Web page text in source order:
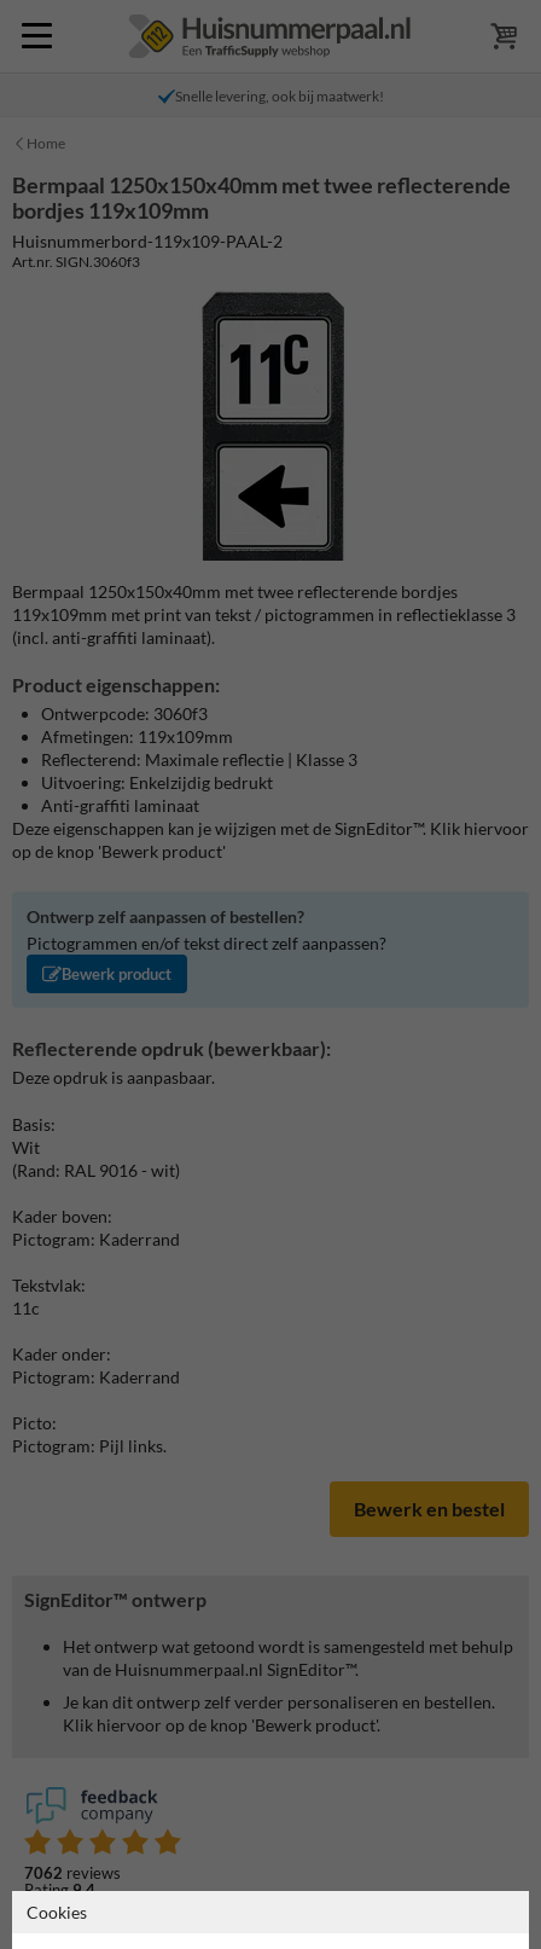
Snelle levering, ook bij maatwerk!
Home
SignEditor™ ontwerp
Het ontwerp wat getoond wordt is samengesteld met behulp
van de Huisnummerpaal.nl SignEditor™.
Je kan dit ontwerp zelf verder personaliseren en bestellen.
Klik hiervoor op de knop 'Bewerk product'.
7062 reviews
Rating9.4
Bermpaal 1250x150x40mm met twee reflecterende
bordjes 119x109mm
Huisnummerbord-119x109-PAAL-2
Art.nr. SIGN.3060f3
Bermpaal 1250x150x40mm met twee reflecterende bordjes
119x109mm met print van tekst / pictogrammen in reflectieklasse 3
(incl. anti-graffiti laminaat).
Product eigenschappen:
Ontwerpcode: 3060f3
Afmetingen: 119x109mm
Reflecterend: Maximale reflectie | Klasse 3
Uitvoering: Enkelzijdig bedrukt
Anti-graffiti laminaat
Deze eigenschappen kan je wijzigen met de SignEditor™. Klik hiervoor
op de knop 'Bewerk product'
Ontwerp zelf aanpassen of bestellen?
Pictogrammen en/of tekst direct zelf aanpassen?
Bewerk product
Reflecterende opdruk (bewerkbaar):
Deze opdruk is aanpasbaar.
Basis:
Wit
(Rand: RAL 9016 - wit)
Kader boven:
Pictogram: Kaderrand
Tekstvlak:
11c
Kader onder:
Pictogram: Kaderrand
Picto:
Pictogram: Pijl links.
Bewerk en bestel
Cookies